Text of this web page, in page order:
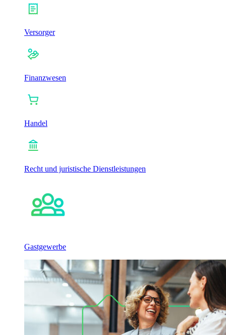
Versorger
Finanzwesen
Handel
Recht und juristische Dienstleistungen
Gastgewerbe